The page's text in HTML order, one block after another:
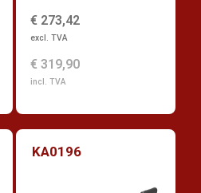
€ 273,42
excl. TVA
€ 319,90
incl. TVA
KA0196